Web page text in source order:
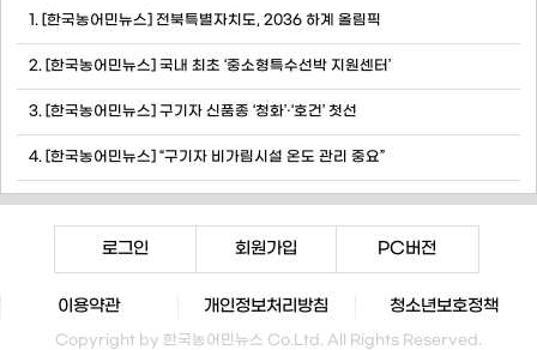
1. [한국농어민뉴스] 전북특별자치도, 2036 하계 올림픽
2. [한국농어민뉴스] 국내 최초 ‘중소형특수선박 지원센터’
3. [한국농어민뉴스] 구기자 신품종 ‘청화’·‘호건’ 첫선
4. [한국농어민뉴스] “구기자 비가림시설 온도 관리 중요”
로그인 회원가입 PC버전
이용약관 개인정보처리방침 청소년보호정책
Copyright by 한국농어민뉴스 Co.Ltd. All Rights Reserved.